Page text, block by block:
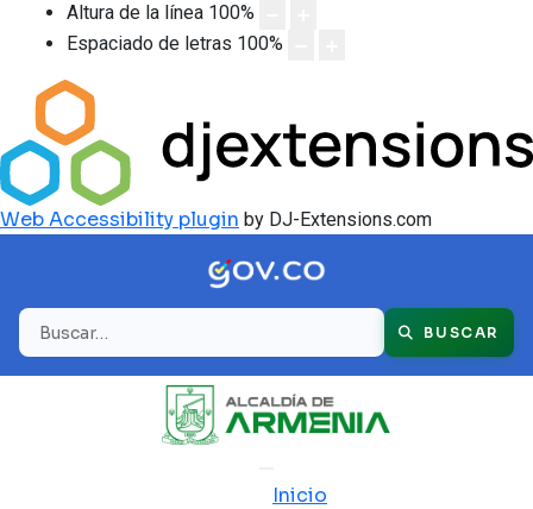
Altura de la línea 100%
Espaciado de letras 100%
Web Accessibility plugin by DJ-Extensions.com
Buscar BUSCAR
Inicio